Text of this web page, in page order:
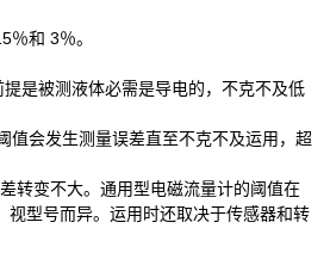
％和 3％。
提是被测液体必需是导电的，不克不及低
值会发生测量误差直至不克不及运用，超
转变不大。通用型电磁流量计的阈值在
视型号而异。运用时还取决于传感器和转